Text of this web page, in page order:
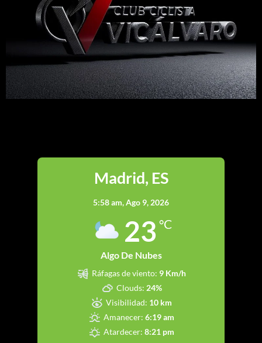
Madrid, ES
5:58 am,Ago 9, 2026
23 °C
Algo De Nubes
Ráfagas de viento: 9 Km/h
Clouds: 24%
Visibilidad: 10 km
Amanecer: 6:19 am
Atardecer: 8:21 pm